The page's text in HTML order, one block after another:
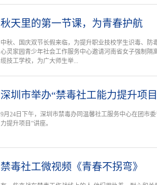
秋天里的第一节课，为青春护航
中秋、国庆双节长假来临，为提升职业技校学生识毒、防
心灵家园青少年社会工作服务中心邀请河南省女子强制隔
缆技工学校，为广大师生举...
深圳市举办“禁毒社工能力提升项
9月24日下午，深圳市禁毒办同温馨社工服务中心在团市
力提升项目”讲座。
禁毒社工微视频《青春不拐弯》